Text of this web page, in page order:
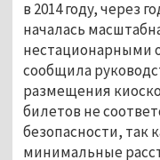
в 2014 году, через
началась
нестационарными
сообщила
размещения
билетов не
безопасности, так
минимальные